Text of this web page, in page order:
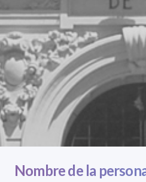
Nombre de la